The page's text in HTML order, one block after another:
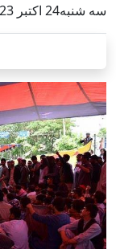
سه شنبه24 اكتبر 2023